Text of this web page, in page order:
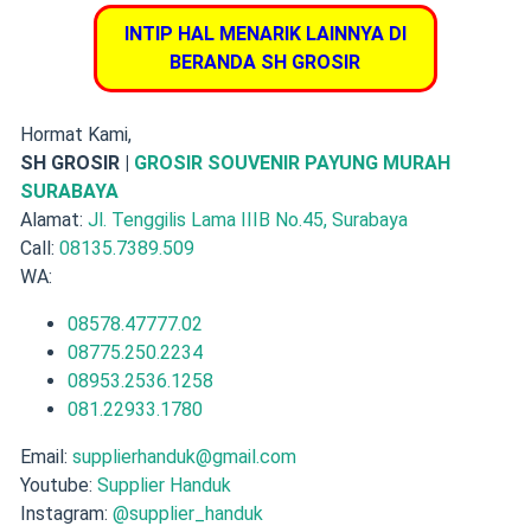
INTIP HAL MENARIK LAINNYA DI
BERANDA SH GROSIR
Hormat Kami,
SH GROSIR | GROSIR SOUVENIR PAYUNG MURAH
SURABAYA
Alamat: Jl. Tenggilis Lama IIIB No.45, Surabaya
Call: 08135.7389.509
WA:
08578.47777.02
08775.250.2234
08953.2536.1258
081.22933.1780
Email: supplierhanduk@gmail.com
Youtube: Supplier Handuk
Instagram: @supplier_handuk